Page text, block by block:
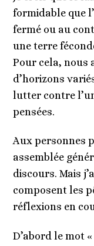
formidable que
fermé ou au
une terre
Pour cela, nous
d’horizons
lutter contre
pensées.
Aux personnes
assemblée
discours. Mais
composent les
réflexions en
D’abord le mot